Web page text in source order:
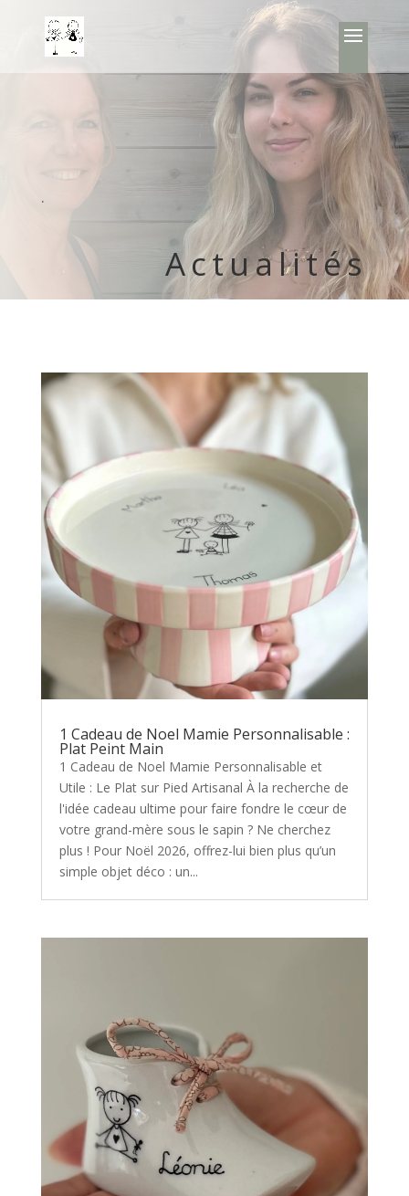
.
Actualités
1 Cadeau de Noel Mamie Personnalisable :
Plat Peint Main
1 Cadeau de Noel Mamie Personnalisable et
Utile : Le Plat sur Pied Artisanal À la recherche de
l'idée cadeau ultime pour faire fondre le cœur de
votre grand-mère sous le sapin ? Ne cherchez
plus ! Pour Noël 2026, offrez-lui bien plus qu’un
simple objet déco : un...